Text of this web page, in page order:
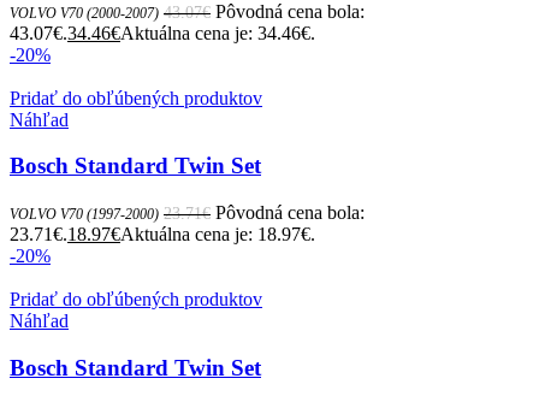
VOLVO V70 (2000-2007) 43.07€ Pôvodná cena bola:
43.07€.34.46€Aktuálna cena je: 34.46€.
-20%
Pridať do obľúbených produktov
Náhľad
Bosch Standard Twin Set
VOLVO V70 (1997-2000) 23.71€ Pôvodná cena bola:
23.71€.18.97€Aktuálna cena je: 18.97€.
-20%
Pridať do obľúbených produktov
Náhľad
Bosch Standard Twin Set